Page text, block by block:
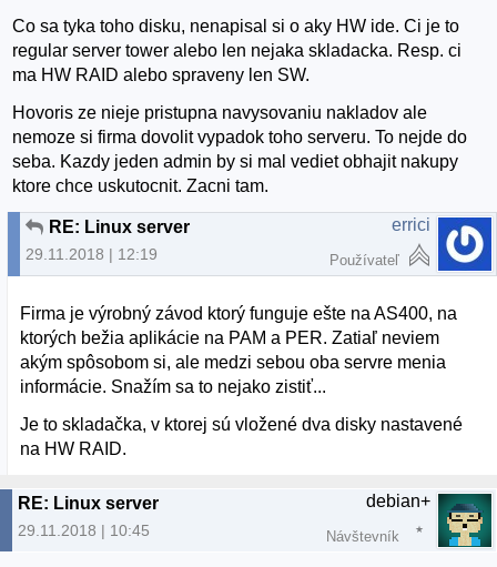
Co sa tyka toho disku, nenapisal si o aky HW ide. Ci je to
regular server tower alebo len nejaka skladacka. Resp. ci
ma HW RAID alebo spraveny len SW.
Hovoris ze nieje pristupna navysovaniu nakladov ale
nemoze si firma dovolit vypadok toho serveru. To nejde do
seba. Kazdy jeden admin by si mal vediet obhajit nakupy
ktore chce uskutocnit. Zacni tam.
RE: Linux server
29.11.2018 | 12:19
errici
Používateľ
Firma je výrobný závod ktorý funguje ešte na AS400, na
ktorých bežia aplikácie na PAM a PER. Zatiaľ neviem
akým spôsobom si, ale medzi sebou oba servre menia
informácie. Snažím sa to nejako zistiť...
Je to skladačka, v ktorej sú vložené dva disky nastavené
na HW RAID.
RE: Linux server
29.11.2018 | 10:45
debian+
Návštevník